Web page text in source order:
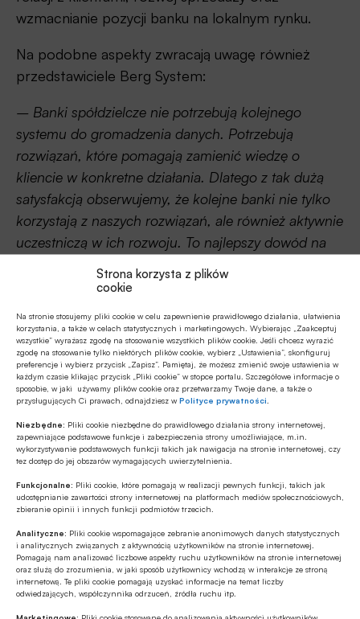
Strona korzysta z plików
cookie
Na stronie stosujemy pliki cookie w celu zapewnienie prawidłowego działania, ułatwienia
korzystania, a także w celach statystycznych i marketingowych. Wybierając „Zaakceptuj
wszystkie” wyrażasz zgodę na stosowanie wszystkich plików cookie. Jeśli chcesz wyrazić
zgodę na stosowanie tylko niektórych plików cookie, wybierz „Ustawienia”, skonfiguruj
preferencje i wybierz przycisk „Zapisz”. Pamiętaj, że możesz zmienić swoje ustawienia w
każdym czasie klikając przycisk „Pliki cookie” w stopce portalu. Szczegółowe informacje o
sposobie, w jaki używamy plików cookie oraz przetwarzamy Twoje dane, a także o
przysługujących Ci prawach, odnajdziesz wPolityce prywatności
Niezbędne: Pliki cookie niezbędne do prawidłowego działania strony internetowej,
zapewniające podstawowe funkcje i zabezpieczenia strony umożliwiające, m.in.
wykorzystywanie podstawowych funkcji takich jak nawigacja na stronie internetowej, czy
tez dostęp do jej obszarów wymagających uwierzytelnienia.
Funkcjonalne: Pliki cookie, które pomagają w realizacji pewnych funkcji, takich jak
udostępnianie zawartości strony internetowej na platformach mediów społecznościowych,
zbieranie opinii i innych funkcji podmiotów trzecich.
Analityczne: Pliki cookie wspomagające zebranie anonimowych danych statystycznych
i analitycznych związanych z aktywnością użytkowników na stronie internetowej.
Pomagają nam analizować liczbowe aspekty ruchu użytkowników na stronie internetowej
oraz służą do zrozumienia, w jaki sposób użytkownicy wchodzą w interakcje ze stroną
internetową. Te pliki cookie pomagają uzyskać informacje na temat liczby
odwiedzających, współczynnika odrzuceń, źródła ruchu itp.
Marketingowe: Pliki cookie stosowane do analizowania aktywności użytkowników,
wzmacnianie pozycji banku na lokalnym rynku.
Na podobne aspekty zwracają uwagę również
przedstawiciele Berg System:
– Banki spółdzielcze nie potrzebują kolejnego
systemu do gromadzenia danych. Potrzebują
rozwiązań, które pomagają zamienić wiedzę o
kliencie w konkretne działania. Dlatego z tak dużą
satysfakcją obserwujemy, że kolejne banki nie tylko
korzystają z naszych rozwiązań, ale również aktywnie
uczestniczą w ich rozwoju. To najlepszy dowód na
rzeczywistym potrzebom bankowości spółdzielczej.
realizacja kilkudziesięciu kolejnych wdrożeń, co
potwierdza rosnące zainteresowanie sektora
bankowego rozwiązaniem Berg System CRM oraz
jego skuteczność w obszarze rozwoju sprzedaży i
Bieniek.
system, ale również sposób jego rozwijania, jakość
współpracy z dostawcą i zrozumienie specyfiki
bankowości spółdzielczej.
– W bankowości spółdzielczej technologia nie może
narzucać jednego, sztywnego modelu działania.